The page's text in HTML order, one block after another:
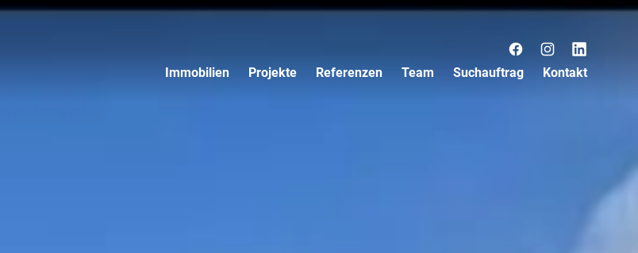
FacebookInstagramLinkedIn
Immobilien
Projekte Referenzen Team Suchauftrag Kontakt